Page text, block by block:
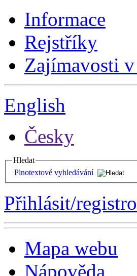
Informace
Rejstříky
Zajímavosti
English
Česky
Hledat
Plnotextové vyhledávání
Přihlásit/
Mapa webu
Nápověda